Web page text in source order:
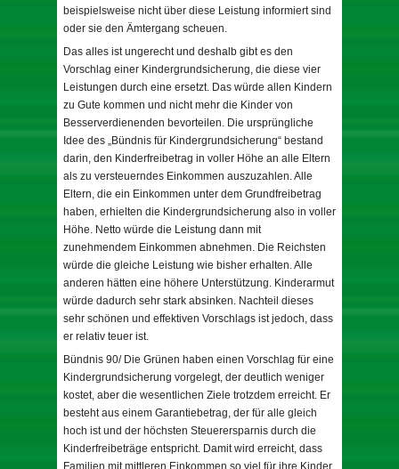
beispielsweise nicht über diese Leistung informiert sind
oder sie den Ämtergang scheuen.
Das alles ist ungerecht und deshalb gibt es den
Vorschlag einer Kindergrundsicherung, die diese vier
Leistungen durch eine ersetzt. Das würde allen Kindern
zu Gute kommen und nicht mehr die Kinder von
Besserverdienenden bevorteilen. Die ursprüngliche
Idee des „Bündnis für Kindergrundsicherung“ bestand
darin, den Kinderfreibetrag in voller Höhe an alle Eltern
als zu versteuerndes Einkommen auszuzahlen. Alle
Eltern, die ein Einkommen unter dem Grundfreibetrag
haben, erhielten die Kindergrundsicherung also in voller
Höhe. Netto würde die Leistung dann mit
zunehmendem Einkommen abnehmen. Die Reichsten
würde die gleiche Leistung wie bisher erhalten. Alle
anderen hätten eine höhere Unterstützung. Kinderarmut
würde dadurch sehr stark absinken. Nachteil dieses
sehr schönen und effektiven Vorschlags ist jedoch, dass
er relativ teuer ist.
Bündnis 90/ Die Grünen haben einen Vorschlag für eine
Kindergrundsicherung vorgelegt, der deutlich weniger
kostet, aber die wesentlichen Ziele trotzdem erreicht. Er
besteht aus einem Garantiebetrag, der für alle gleich
hoch ist und der höchsten Steuerersparnis durch die
Kinderfreibeträge entspricht. Damit wird erreicht, dass
Familien mit mittleren Einkommen so viel für ihre Kinder